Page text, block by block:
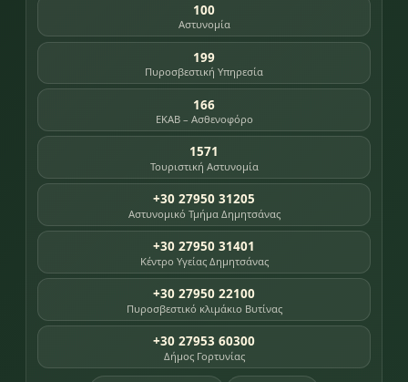
100
Αστυνομία
199
Πυροσβεστική Υπηρεσία
166
ΕΚΑΒ – Ασθενοφόρο
1571
Τουριστική Αστυνομία
+30 27950 31205
Αστυνομικό Τμήμα Δημητσάνας
+30 27950 31401
Κέντρο Υγείας Δημητσάνας
+30 27950 22100
Πυροσβεστικό κλιμάκιο Βυτίνας
+30 27953 60300
Δήμος Γορτυνίας